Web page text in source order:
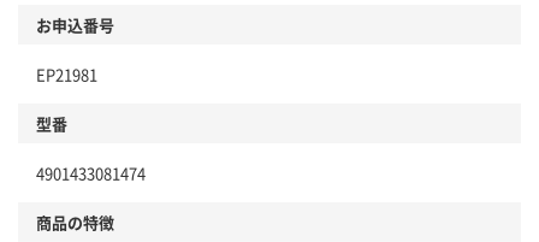
お申込番号
EP21981
型番
4901433081474
商品の特徴